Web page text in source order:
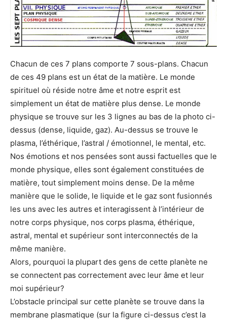
Chacun de ces 7 plans comporte 7 sous-plans. Chacun
de ces 49 plans est un état de la matière. Le monde
spirituel où réside notre âme et notre esprit est
simplement un état de matière plus dense. Le monde
physique se trouve sur les 3 lignes au bas de la photo ci-
dessus (dense, liquide, gaz). Au-dessus se trouve le
plasma, l’éthérique, l’astral / émotionnel, le mental, etc.
Nos émotions et nos pensées sont aussi factuelles que le
monde physique, elles sont également constituées de
matière, tout simplement moins dense. De la même
manière que le solide, le liquide et le gaz sont fusionnés
les uns avec les autres et interagissent à l’intérieur de
notre corps physique, nos corps plasma, éthérique,
astral, mental et supérieur sont interconnectés de la
même manière.
Alors, pourquoi la plupart des gens de cette planète ne
se connectent pas correctement avec leur âme et leur
moi supérieur?
L’obstacle principal sur cette planète se trouve dans la
membrane plasmatique (sur la figure ci-dessus c’est la